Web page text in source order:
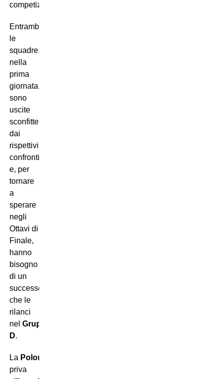
competizione.
Entrambe
le
squadre,
nella
prima
giornata,
sono
uscite
sconfitte
dai
rispettivi
confronti
e, per
tornare
a
sperare
negli
Ottavi di
Finale,
hanno
bisogno
di un
successo
che le
rilanci
nel Gruppo
D.
La Polonia
priva